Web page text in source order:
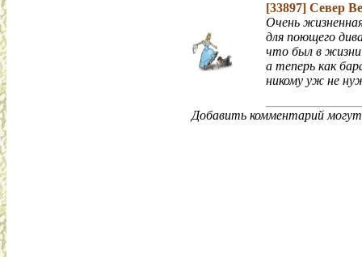
[33897] Север
Очень
для поющего
что был в
а теперь как
никому уж не
Добавить комментарий